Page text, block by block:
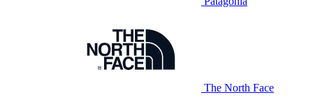
The North Face